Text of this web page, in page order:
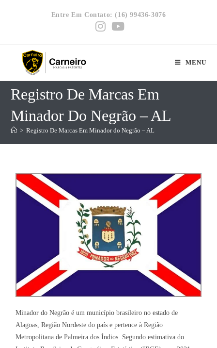
Entre Em Contato: (16) 99436-3076
MENU
Registro De Marcas Em
Minador Do Negrão – AL
> Registro De Marcas Em Minador do Negrão – AL
Minador do Negrão é um município brasileiro no estado de
Alagoas, Região Nordeste do país e pertence à Região
Metropolitana de Palmeira dos Índios. Segundo estimativa do